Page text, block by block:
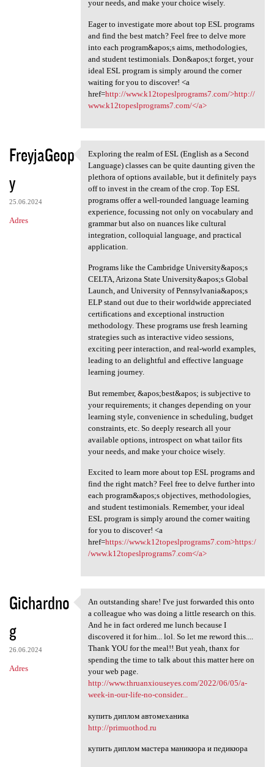
your needs, and make your choice wisely.
Eager to investigate more about top ESL programs
and find the best match? Feel free to delve more
into each program&apos;s aims, methodologies,
and student testimonials. Don&apos;t forget, your
ideal ESL program is simply around the corner
waiting for you to discover! <a
href=http://www.k12topeslprograms7.com/>http://
www.k12topeslprograms7.com/</a>
FreyjaGeop
y
25.06.2024
Adres
Exploring the realm of ESL
Exploring the realm of ESL (English as a Second
Language) classes can be quite daunting given the
plethora of options available, but it definitely pays
off to invest in the cream of the crop. Top ESL
programs offer a well-rounded language learning
experience, focussing not only on vocabulary and
grammar but also on nuances like cultural
integration, colloquial language, and practical
application.
Programs like the Cambridge University&apos;s
CELTA, Arizona State University&apos;s Global
Launch, and University of Pennsylvania&apos;s
ELP stand out due to their worldwide appreciated
certifications and exceptional instruction
methodology. These programs use fresh learning
strategies such as interactive video sessions,
exciting peer interaction, and real-world examples,
leading to an delightful and effective language
learning journey.
But remember, &apos;best&apos; is subjective to
your requirements; it changes depending on your
learning style, convenience in scheduling, budget
constraints, etc. So deeply research all your
available options, introspect on what tailor fits
your needs, and make your choice wisely.
Excited to learn more about top ESL programs and
find the right match? Feel free to delve further into
each program&apos;s objectives, methodologies,
and student testimonials. Remember, your ideal
ESL program is simply around the corner waiting
for you to discover! <a
href=https://www.k12topeslprograms7.com>https:/
/www.k12topeslprograms7.com</a>
Gichardno
g
26.06.2024
Adres
An outstanding share! I've
An outstanding share! I've just forwarded this onto
a colleague who was doing a little research on this.
And he in fact ordered me lunch because I
discovered it for him... lol. So let me reword this....
Thank YOU for the meal!! But yeah, thanx for
spending the time to talk about this matter here on
your web page.
http://www.thruanxiouseyes.com/2022/06/05/a-
week-in-our-life-no-consider...
купить диплом автомеханика
http://primuothod.ru
купить диплом мастера маникюра и педикюра